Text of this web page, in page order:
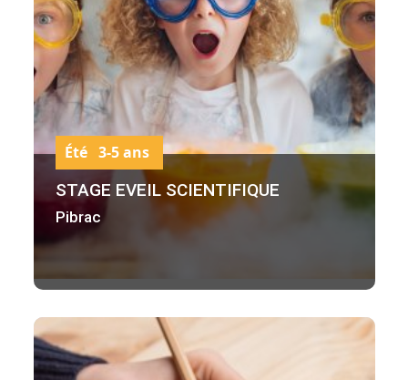
STAGE EVEIL SCIENTIFIQUE
Pibrac
Été 3-5 ans